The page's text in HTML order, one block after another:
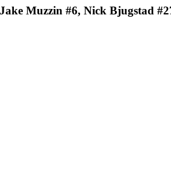
Muzzin #6, Nick Bjugstad